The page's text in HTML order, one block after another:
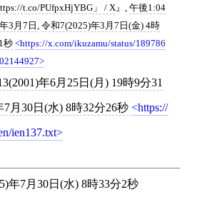
t.co/PUfpxHjYBG」 / X
, 午後1:04
3月7日 , 令和7(2025)年3月7日(金) 4時
秒
https://x.com/ikuzamu/status/189786
年6月25日(月) 19時9分31
7月30日(水) 8時32分26秒 https://
ien137.txt
年7月30日(水) 8時33分2秒